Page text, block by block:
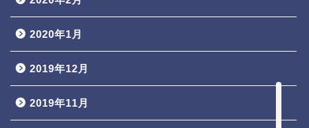
2020年1月
2019年12月
2019年11月